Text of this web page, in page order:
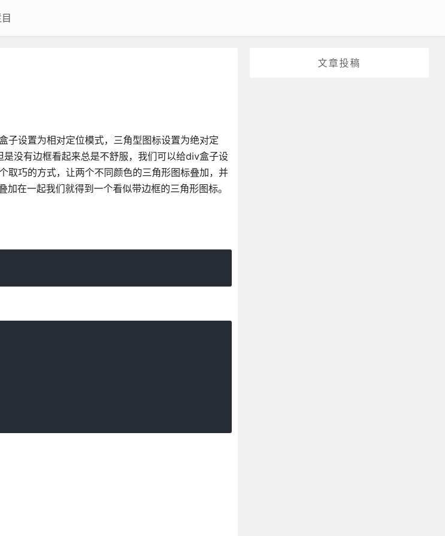
文章投稿
设置为相对定位模式，三角型图标设置为绝对定
没有边框看起来总是不舒服，我们可以给div盒子设
取巧的方式，让两个不同颜色的三角形图标叠加，并
在一起我们就得到一个看似带边框的三角形图标。